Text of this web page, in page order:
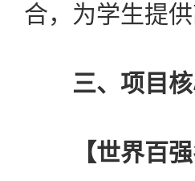
合，为学生提
三、项目核
【世界百强